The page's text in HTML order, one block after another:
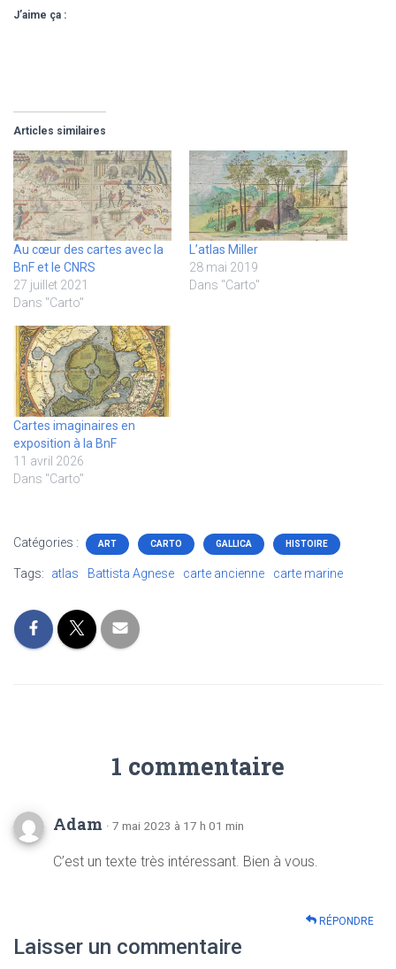
J’aime ça :
Articles similaires
Au cœur des cartes avec la
BnF et le CNRS
27 juillet 2021
Dans "Carto"
L’atlas Miller
28 mai 2019
Dans "Carto"
Cartes imaginaires en
exposition à la BnF
11 avril 2026
Dans "Carto"
Catégories : ART CARTO GALLICA HISTOIRE
Tags: atlas Battista Agnese carte ancienne carte marine
1 commentaire
Adam · 7 mai 2023 à 17 h 01 min
C’est un texte très intéressant. Bien à vous.
RÉPONDRE
Laisser un commentaire